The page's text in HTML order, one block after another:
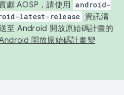
獻 AOSP，請使用 android-
latest-release
資訊清
至 Android 開放原始碼計畫的
開放原始碼計畫變